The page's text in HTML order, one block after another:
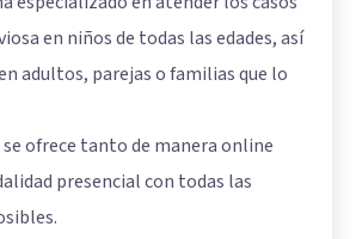
en niños de todas las edades, así
adultos, parejas o familias que lo
ofrece tanto de manera online
presencial con todas las